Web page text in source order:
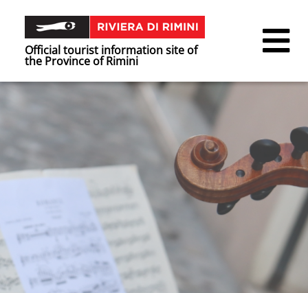
Official tourist information site of
the Province of Rimini